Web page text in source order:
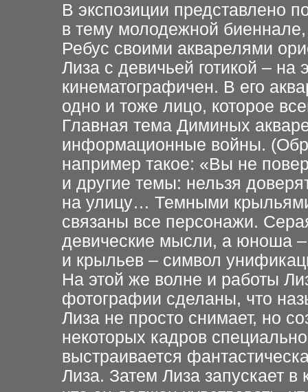
В экспозиции представлено
в тему молодежной
Ребус своими акварелями
Лиза с девичьей готикой – на
кинематографичен. В его
одно и тоже лицо, которое
Главная тема Диминых
информационные войны.
например такое: «Вы не
и другие темы: нельзя
на улицу… Темными
связаны все персонажи.
девические мысли, а юноша
и крыльев – символ
На этой же волне и работы
фотографии сделаны, что
Лиза не просто снимает, но
некоторых кадров
выстраивается
Лиза. Затем Лиза запускает в